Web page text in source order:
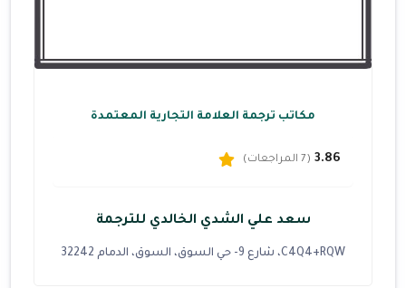
مكاتب ترجمة العلامة التجارية المعتمدة
3.86 (7 المراجعات)
سعد علي الشدي الخالدي للترجمة
C4Q4+RQW، شارع 9- حي السوق، السوق، الدمام 32242